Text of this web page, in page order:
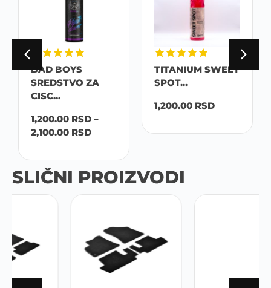
BAD BOYS
SREDSTVO ZA
CISC...
1,200.00 RSD –
2,100.00 RSD
TITANIUM SWEET
SPOT...
1,200.00 RSD
SLIČNI PROIZVODI